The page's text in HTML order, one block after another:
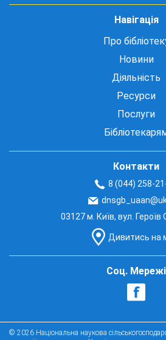
Навігація
Про
Новини
Діяльність
Ресурси
Послуги
Контакти
8 (044) 258-
03127 м. Київ, вул. Героїв
Дивитись на
Соц. Мережі
© 2026 Національна наукова